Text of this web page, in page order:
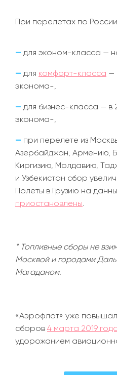
При перелетах по
— для эконом-класса —
— для комфорт-класса —
эконома-,
— для бизнес-класса — в
эконома-,
— при перелете из
Азербайджан, Армению,
Киргизию, Молдавию,
и Узбекистан сбор
Полеты в Грузию на
приостановлены.
* Топливные сборы не
Москвой и городами
Магаданом.
«Аэрофлот» уже
сборов 4 марта 2019
удорожанием